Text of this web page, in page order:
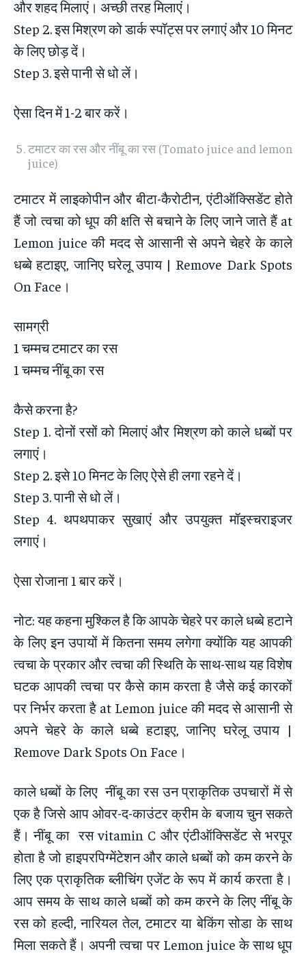
और शहद मिलाएं। अच्छी तरह मिलाएं।
Step 2. इस मिश्रण को डार्क स्पॉट्स पर लगाएं और 10 मिनट
के लिए छोड़ दें।
Step 3. इसे पानी से धो लें।
ऐसा दिन में 1-2 बार करें।
टमाटर का रस और नींबू का रस (Tomato juice and lemon
juice)
टमाटर में लाइकोपीन और बीटा-कैरोटीन, एंटीऑक्सिडेंट होते
हैं जो त्वचा को धूप की क्षति से बचाने के लिए जाने जाते हैं at
Lemon juice की मदद से आसानी से अपने चेहरे के काले
धब्बे हटाइए, जानिए घरेलू उपाय | Remove Dark Spots
On Face।
सामग्री
1 चम्मच टमाटर का रस
1 चम्मच नींबू का रस
कैसे करना है?
Step 1. दोनों रसों को मिलाएं और मिश्रण को काले धब्बों पर
लगाएं।
Step 2. इसे 10 मिनट के लिए ऐसे ही लगा रहने दें।
Step 3. पानी से धो लें।
Step 4. थपथपाकर सुखाएं और उपयुक्त मॉइस्चराइजर
लगाएं।
ऐसा रोजाना 1 बार करें।
नोट: यह कहना मुश्किल है कि आपके चेहरे पर काले धब्बे हटाने
के लिए इन उपायों में कितना समय लगेगा क्योंकि यह आपकी
त्वचा के प्रकार और त्वचा की स्थिति के साथ-साथ यह विशेष
घटक आपकी त्वचा पर कैसे काम करता है जैसे कई कारकों
पर निर्भर करता है at Lemon juice की मदद से आसानी से
अपने चेहरे के काले धब्बे हटाइए, जानिए घरेलू उपाय |
Remove Dark Spots On Face।
काले धब्बों के लिए नींबू का रस उन प्राकृतिक उपचारों में से
एक है जिसे आप ओवर-द-काउंटर क्रीम के बजाय चुन सकते
हैं। नींबू का रस vitamin C और एंटीऑक्सिडेंट से भरपूर
होता है जो हाइपरपिग्मेंटेशन और काले धब्बों को कम करने के
लिए एक प्राकृतिक ब्लीचिंग एजेंट के रूप में कार्य करता है।
आप समय के साथ काले धब्बों को कम करने के लिए नींबू के
रस को हल्दी, नारियल तेल, टमाटर या बेकिंग सोडा के साथ
मिला सकते हैं। अपनी त्वचा पर Lemon juice के साथ धूप